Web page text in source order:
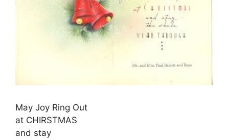
May Joy Ring Out
at CHIRSTMAS
and stay